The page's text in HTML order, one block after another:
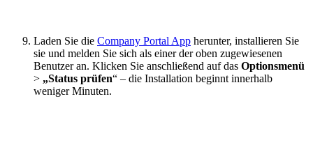
Laden Sie die Company Portal App herunter, installieren Sie
sie und melden Sie sich als einer der oben zugewiesenen
Benutzer an. Klicken Sie anschließend auf das Optionsmenü
> „Status prüfen“ – die Installation beginnt innerhalb
weniger Minuten.